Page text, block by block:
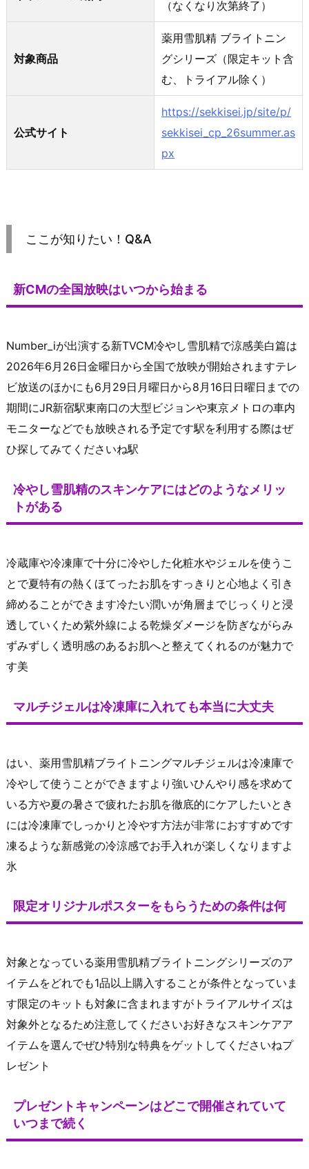
（なくなり次第終了）
対象商品
薬用雪肌精 ブライトニン
グシリーズ（限定キット含
む、トライアル除く）
公式サイト
https://sekkisei.jp/site/p/
sekkisei_cp_26summer.as
px
ここが知りたい！Q&A
新CMの全国放映はいつから始まる
Number_iが出演する新TVCM冷やし雪肌精で涼感美白篇は
2026年6月26日金曜日から全国で放映が開始されますテレ
ビ放送のほかにも6月29日月曜日から8月16日日曜日までの
期間にJR新宿駅東南口の大型ビジョンや東京メトロの車内
モニターなどでも放映される予定です駅を利用する際はぜ
ひ探してみてくださいね駅
冷やし雪肌精のスキンケアにはどのようなメリッ
トがある
冷蔵庫や冷凍庫で十分に冷やした化粧水やジェルを使うこ
とで夏特有の熱くほてったお肌をすっきりと心地よく引き
締めることができます冷たい潤いが角層までじっくりと浸
透していくため紫外線による乾燥ダメージを防ぎながらみ
ずみずしく透明感のあるお肌へと整えてくれるのが魅力で
す美
マルチジェルは冷凍庫に入れても本当に大丈夫
はい、薬用雪肌精ブライトニングマルチジェルは冷凍庫で
冷やして使うことができますより強いひんやり感を求めて
いる方や夏の暑さで疲れたお肌を徹底的にケアしたいとき
には冷凍庫でしっかりと冷やす方法が非常におすすめです
凍るような新感覚の冷涼感でお手入れが楽しくなりますよ
氷
限定オリジナルポスターをもらうための条件は何
対象となっている薬用雪肌精ブライトニングシリーズのア
イテムをどれでも1品以上購入することが条件となっていま
す限定のキットも対象に含まれますがトライアルサイズは
対象外となるため注意してくださいお好きなスキンケアア
イテムを選んでぜひ特別な特典をゲットしてくださいねプ
レゼント
プレゼントキャンペーンはどこで開催されていて
いつまで続く